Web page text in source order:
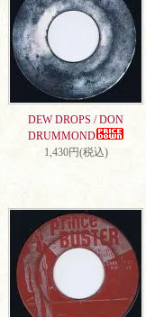
DEW DROPS / DON
DRUMMOND
1,430円(税込)